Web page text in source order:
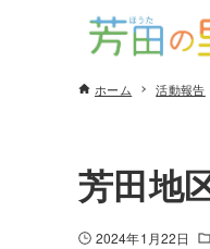
ホーム 活動報告
芳田地
2024年1月22日